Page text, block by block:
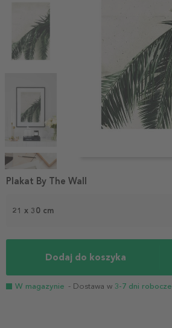
1
21 x 30 cm
Dodaj do koszyka
W magazynie - Dostawa w 3-7 dni robocze
Plakat By The Wall